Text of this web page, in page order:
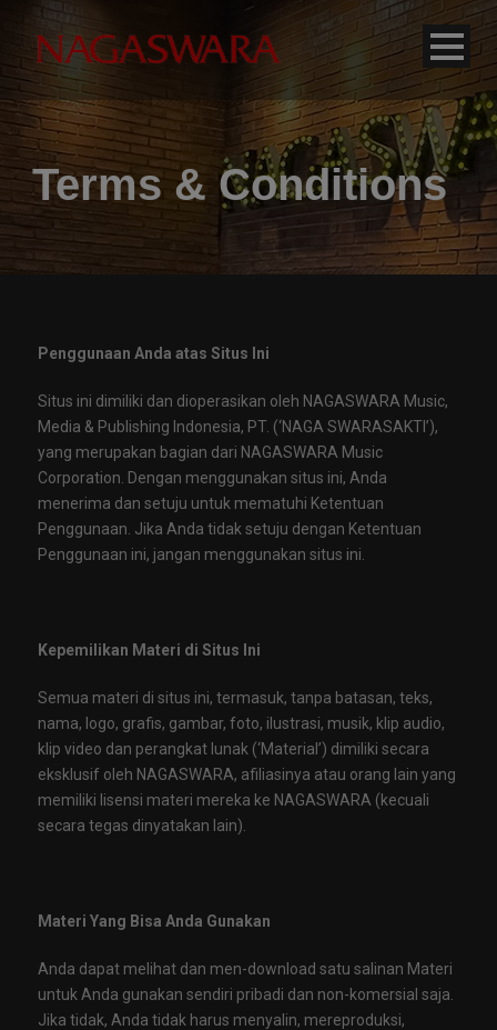
Terms & Conditions
Penggunaan Anda atas Situs Ini
Situs ini dimiliki dan dioperasikan oleh NAGASWARA Music,
Media & Publishing Indonesia, PT. (‘NAGA SWARASAKTI’),
yang merupakan bagian dari NAGASWARA Music
Corporation. Dengan menggunakan situs ini, Anda
menerima dan setuju untuk mematuhi Ketentuan
Penggunaan. Jika Anda tidak setuju dengan Ketentuan
Penggunaan ini, jangan menggunakan situs ini.
Kepemilikan Materi di Situs Ini
Semua materi di situs ini, termasuk, tanpa batasan, teks,
nama, logo, grafis, gambar, foto, ilustrasi, musik, klip audio,
klip video dan perangkat lunak (‘Material’) dimiliki secara
eksklusif oleh NAGASWARA, afiliasinya atau orang lain yang
memiliki lisensi materi mereka ke NAGASWARA (kecuali
secara tegas dinyatakan lain).
Materi Yang Bisa Anda Gunakan
Anda dapat melihat dan men-download satu salinan Materi
untuk Anda gunakan sendiri pribadi dan non-komersial saja.
Jika tidak, Anda tidak harus menyalin, mereproduksi,
modal-check